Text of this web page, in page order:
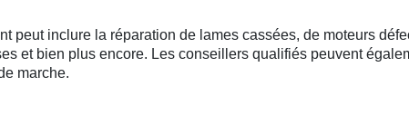
peut inclure la réparation de lames cassées, de moteurs
et bien plus encore. Les conseillers qualifiés peuvent
marche.